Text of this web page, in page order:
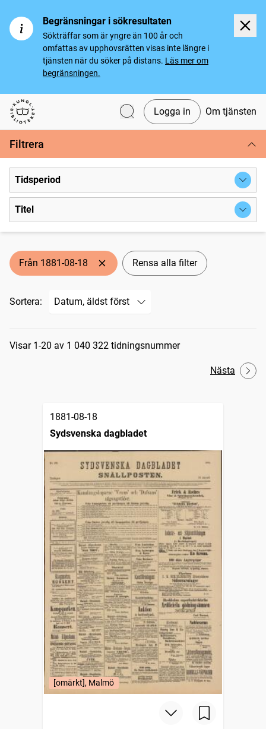
Begränsningar i sökresultaten
Sökträffar som är yngre än 100 år och
omfattas av upphovsrätten visas inte längre i
tjänsten när du söker på distans. Läs mer om
begränsningen.
Svenska tidningar
Logga in Om tjänsten
Filtrera
Tidsperiod
Titel
Från 1881-08-18 Rensa alla filter
Sortera:
Sökresultat
Visar 1-20 av 1 040 322 tidningsnummer
Nästa
1881-08-18
Sydsvenska dagbladet
[omärkt], Malmö